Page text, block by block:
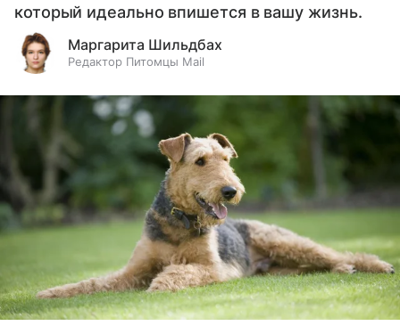
который идеально впишется в вашу жизнь.
Маргарита Шильдбах
Редактор Питомцы Mail